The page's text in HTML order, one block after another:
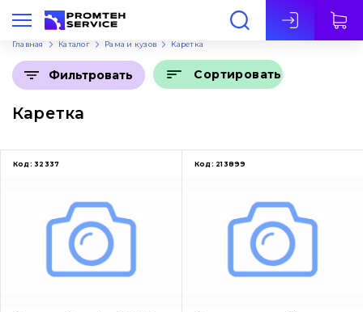
Рус
Главная Каталог Рама и кузов Каретка
Каретка
Фильтровать Сортировать
Код: 32337 Код: 213899